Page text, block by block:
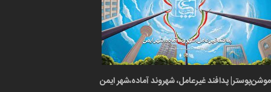
موشن‌پوستر| پدافند غیرعامل، شهروند آماده،شهر ایمن